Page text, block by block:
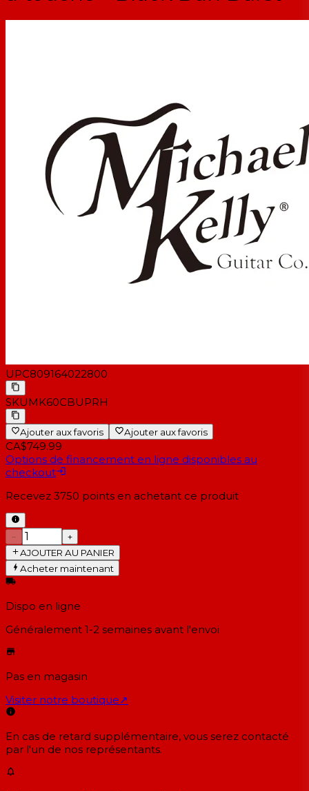
UPC809164022800
SKUMK60CBUPRH
Ajouter aux favoris Ajouter aux favoris
CA$749.99
Options de financement en ligne disponibles au
checkout
Recevez 3750 points en achetant ce produit
−
+
AJOUTER AU PANIER
Acheter maintenant
Dispo en ligne
Généralement 1-2 semaines avant l'envoi
Pas en magasin
Visiter notre boutique↗
En cas de retard supplémentaire, vous serez contacté
par l'un de nos représentants.